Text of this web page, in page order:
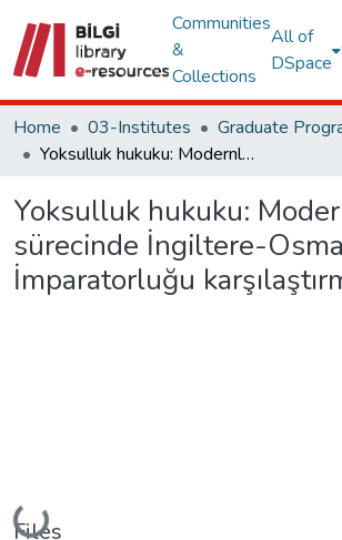
Communities
&
Collections
All of
DSpace
Home 03-Institutes
Yoksulluk hukuku: Modernleşme sürecinde İngiltere-Osmanlı İmparatorluğu karşılaştırması
Yoksulluk hukuku:
sürecinde İngiltere-
İmparatorluğu
Files